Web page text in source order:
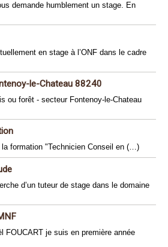
demande humblement un stage. En
en stage à l’ONF dans le cadre
le-Chateau 88240
ou forêt - secteur Fontenoy-le-Chateau
la formation "Technicien Conseil en (…)
d’un tuteur de stage dans le domaine
FOUCART je suis en première année